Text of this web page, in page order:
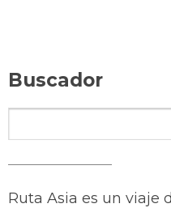
Buscador
Ruta Asia es un viaje